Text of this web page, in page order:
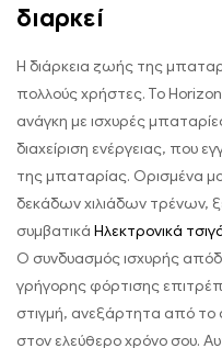
διαρκεί
Η διάρκεια ζωής της
πολλούς χρήστες. Το
ανάγκη με ισχυρές
διαχείριση ενέργειας, που
της μπαταρίας. Ορισμένα
δεκάδων χιλιάδων τρένων,
συμβατικά Ηλεκτρονικά
Ο συνδυασμός ισχυρής
γρήγορης φόρτισης
στιγμή, ανεξάρτητα από το
στον ελεύθερο χρόνο σου.